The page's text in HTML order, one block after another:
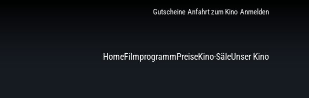
Gutscheine Anfahrt zum Kino Anmelden
HomeFilmprogrammPreiseKino-SäleUnser Kino